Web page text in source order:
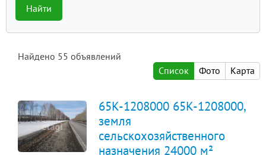
Найти
Найдено 55 объявлений
Список
Фото Карта
65К-1208000 65К-1208000,
земля
сельскохозяйственного
назначения 24000 м²